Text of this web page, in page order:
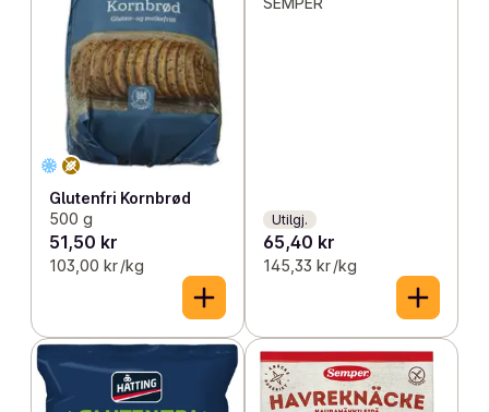
Glutenfri Kornbrød
500 g
51,50 kr
103,00 kr /kg
Utilgj.
65,40 kr
145,33 kr /kg